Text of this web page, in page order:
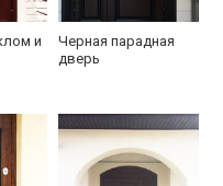
и
Черная парадная
дверь